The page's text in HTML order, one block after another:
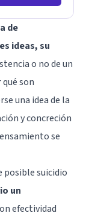
de
ideas, su
o no de un
son
una idea de la
y concreción
se
posible suicidio
un
efectividad